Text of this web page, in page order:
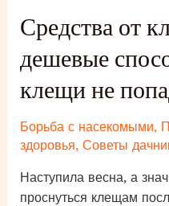
Средства от
дешевые
клещи не
Борьба с насекомыми,
здоровья, Советы
Наступила весна, а
проснуться клещам